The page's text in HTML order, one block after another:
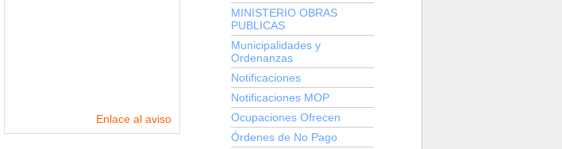
Enlace al aviso
MINISTERIO OBRAS
PUBLICAS
Municipalidades y
Ordenanzas
Notificaciones
Notificaciones MOP
Ocupaciones Ofrecen
Órdenes de No Pago